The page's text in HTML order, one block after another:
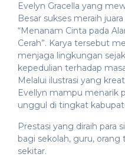
Evelyn Gracella yang
Besar sukses meraih
“Menanam Cinta pada
Cerah”. Karya tersebut
menjaga lingkungan
kepedulian terhadap
Melalui ilustrasi yang
Evellyn mampu menarik
unggul di tingkat
Prestasi yang diraih para
bagi sekolah, guru,
sekitar.